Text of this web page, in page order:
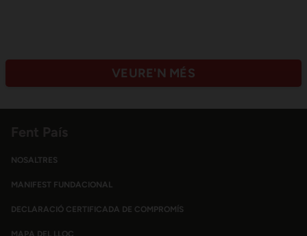
VEURE'N MÉS
NOSALTRES
MANIFEST FUNDACIONAL
DECLARACIÓ CERTIFICADA DE COMPROMÍS
MAPA DEL LLOC